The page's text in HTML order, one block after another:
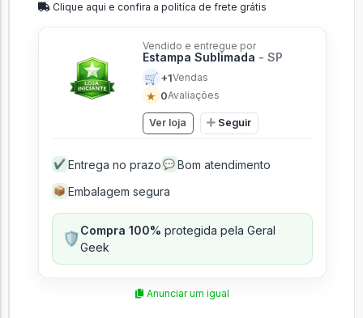
Clique aqui e confira a politíca de frete grátis
Vendido e entregue por
Estampa Sublimada - SP
🛒 +1Vendas
★ 0Avaliações
Ver loja Seguir
✔ Entrega no prazo 💬 Bom atendimento
📦 Embalagem segura
🛡️Compra 100% protegida pela Geral
Geek
Anunciar um igual